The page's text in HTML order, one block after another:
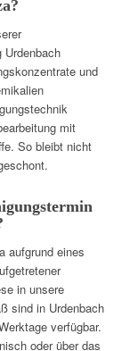
Urdenbach
und
mit
So bleibt nicht
aufgrund eines
in unsere
sind in Urdenbach
verfügbar.
oder über das